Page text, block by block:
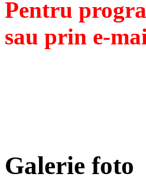
Pentru
sau prin e-
Galerie foto